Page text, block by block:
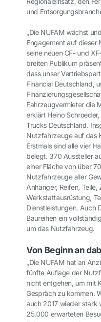
und
„Die NUFAM wächst
Engagement auf dieser
seine neuen CF- und
breiten Publikum
dass unser
Financial Deutschland,
Fahrzeugvermieter die
erklärt Heino
Trucks Deutschland.
Nutzfahrzeuge auf das
Erstmals sind alle vier
belegt. 370 Aussteller
einer Fläche von über
Nutzfahrzeuge aller
Anhänger, Reifen, Teile,
Werkstattausrüstung,
Dienstleistungen. Auch
Baureihen ein
um das Nutzfahrzeug.
Von Beginn an
„Die NUFAM hat an
fünfte Auflage der
nicht entgehen, um mit
Gespräch zu kommen.
auch 2017 wieder stark
25.000 erwarteten